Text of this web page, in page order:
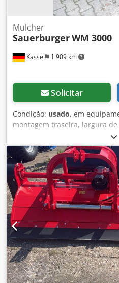
Kassel 1 909 km
Mulcher
SauerburgerWM 3000
Solicitar
Condição: usado, em
montagem traseira, largura